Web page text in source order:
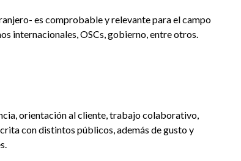
es comprobable y relevante para el campo
internacionales, OSCs, gobierno, entre otros.
orientación al cliente, trabajo colaborativo,
con distintos públicos, además de gusto y